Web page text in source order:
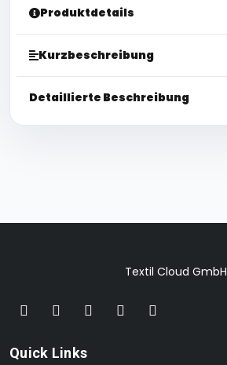
Produktdetails
Kurzbeschreibung
Detaillierte Beschreibung
Textil Cloud GmbH
Quick Links